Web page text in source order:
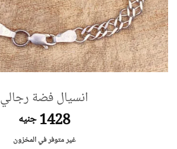
انسيال فضة رجالي
1428 جنيه
غير متوفر في المخزون